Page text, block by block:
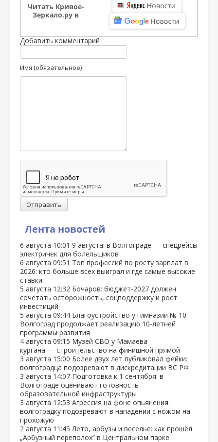
Лента новостей
6 августа 10:01 9 августа: в Волгограде — спецрейсы
электричек для болельщиков
6 августа 09:51 Топ профессий по росту зарплат в
2026: кто больше всех выиграл и где самые высокие
ставки
5 августа 12:32 Бочаров: бюджет‑2027 должен
сочетать осторожность, соцподдержку и рост
инвестиций
5 августа 09:44 Благоустройство у гимназии № 10:
Волгоград продолжает реализацию 10‑летней
программы развития
4 августа 09:15 Музей СВО у Мамаева
кургана — строительство на финишной прямой
3 августа 15:00 Более двух лет публиковал фейки:
волгоградца подозревают в дискредитации ВС РФ
3 августа 14:07 Подготовка к 1 сентября: в
Волгограде оценивают готовность
образовательной инфраструктуры
3 августа 12:53 Агрессия на фоне опьянения:
волгоградку подозревают в нападении с ножом на
прохожую
2 августа 11:45 Лето, арбузы и веселье: как прошёл
„Арбузный переполох“ в Центральном парке
Читать Кривое-
Зеркало.ру в
Добавить комментарий
Имя (обязательное)
Отправить